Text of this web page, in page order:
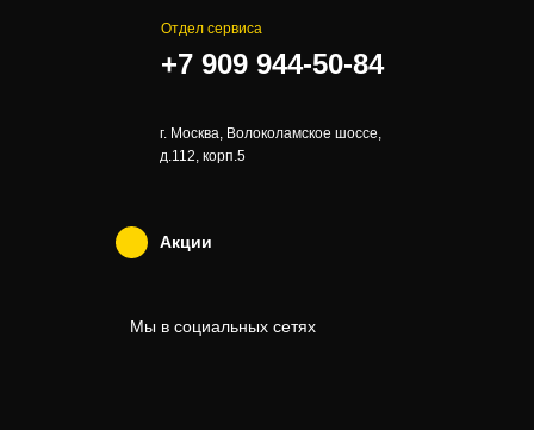
Отдел сервиса
+7 909 944-50-84
г. Москва, Волоколамское шоссе,
д.112, корп.5
Акции
Мы в социальных сетях